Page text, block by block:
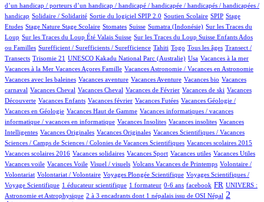
d’un handicap / porteurs d’un handicap / handicapé / handicapée / handicapés / handicapées /
handicap
2/1076 Solidaire / Solidarité
3/1076 Sortie du logiciel SPIP 2.0
73/1076 Soutien Scolaire
3/1076 SPIP
1/1076
Stage
Etudes
1/1076Stage Nature
17/1076 Stage Scolaire
1/1076 Stomates
183/1076 Suisse
4/1076 Sumatra (Indonésie)
3/1076
Sur les Traces du
Loup
8/1076Sur les Traces du Loup Été Valais Suisse
6/1076
Sur les Traces du Loup Suisse Enfants Ados
ou Familles
2/1076 Surefficient / Surefficients / Surefficience
54/1076 Tahiti
6/1076 Togo
12/1076 Tous les âges
99/1076
Transect /
Transects
2/1076 Trisomie 21
2/1076 UNESCO Kakadu National Parc (Australie)
19/1076 Usa
1/1076 Vacances à la mer
1/1076
Vacances à la Mer
1/1076 Vacances Açores Famille
59/1076 Vacances Astronomie / Vacances en Astronomie
1/1076
Vacances avec les baleines
1/1076 Vacances aventure
17/1076 Vacances Aventure
1/1076 Vacances bio
1/1076
Vacances
carnaval
106/1076Vacances Cheval
1/1076 Vacances Cheval
25/1076 Vacances de Février
1/1076 Vacances de ski
1/1076
Vacances
Découverte
58/1076 Vacances Enfants
1/1076 Vacances février
2/1076 Vacances Futées
27/1076
Vacances Géologie /
Vacances en Géologie
2/1076 Vacances Haut de Gamme
2/1076
Vacances informatiques / vacances
informatique / vacances en informatique
1/1076 Vacances Insolites
1/1076 Vacances insolites
1/1076
Vacances
Intelligentes
2/1076 Vacances Originales
1/1076 Vacances Originales
17/1076
Vacances Scientifiques / Vacances
Sciences / Camps de Sciences / Colonies de Vacances Scientifiques
1/1076 Vacances scolaires 2015
1/1076
Vacances scolaires 2016
1/1076 Vacances solidaires
1/1076 Vacances Sport
1/1076 Vacances utiles
1/1076 Vacances Utiles
1/1076
Vacances voile
1/1076 Vacances Voile
2/1076 Visuel / visuels
19/1076 Volcans Vacances de Printemps
1/1076
Volontaire /
Volontariat
1/1076 Volontariat / Volontaire
78/1076 Voyages Plongée Scientifique
17/1076
Voyages Scientifiques /
Voyage Scientifique
129/1076 1 éducateur scientifique
6/1076 1 formateur
2/1076 0-6 ans
14/1076 facebook
288/1076 FR
65/1076
UNIVERS :
Astronomie et Astrophysique
9/1076 2 à 3 encadrants dont 1 népalais issu de OSI Népal
563/1076
2